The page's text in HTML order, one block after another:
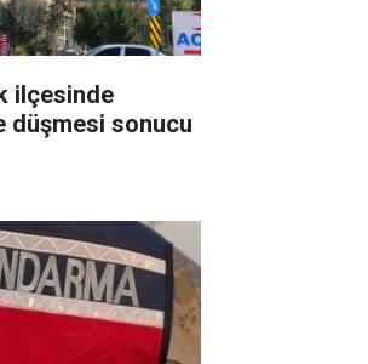
ilçesinde
düşmesi sonucu